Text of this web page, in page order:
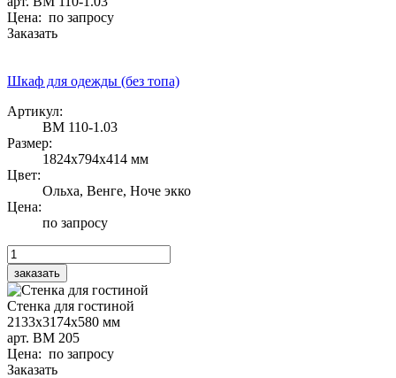
Цена: по запросу
Заказать
Шкаф для одежды (без топа)
Артикул:
ВМ 110-1.03
Размер:
1824х794х414 мм
Цвет:
Ольха, Венге, Ноче экко
Цена:
по запросу
Стенка для гостиной
2133х3174х580 мм
арт. ВМ 205
Цена: по запросу
Заказать